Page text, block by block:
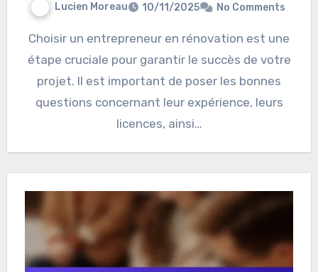
Lucien Moreau 10/11/2025 No Comments
Choisir un entrepreneur en rénovation est une
étape cruciale pour garantir le succès de votre
projet. Il est important de poser les bonnes
questions concernant leur expérience, leurs
licences, ainsi…